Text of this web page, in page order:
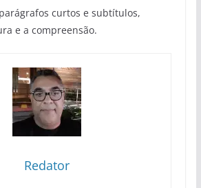
curtos e subtítulos,
e a compreensão.
Redator